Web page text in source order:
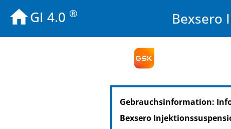
GI 4.0 ® Bexsero
PZN: 09461122
PPN: 110946112294
NTIN: 04150094611227
Gebrauchsinformation:
Bexsero